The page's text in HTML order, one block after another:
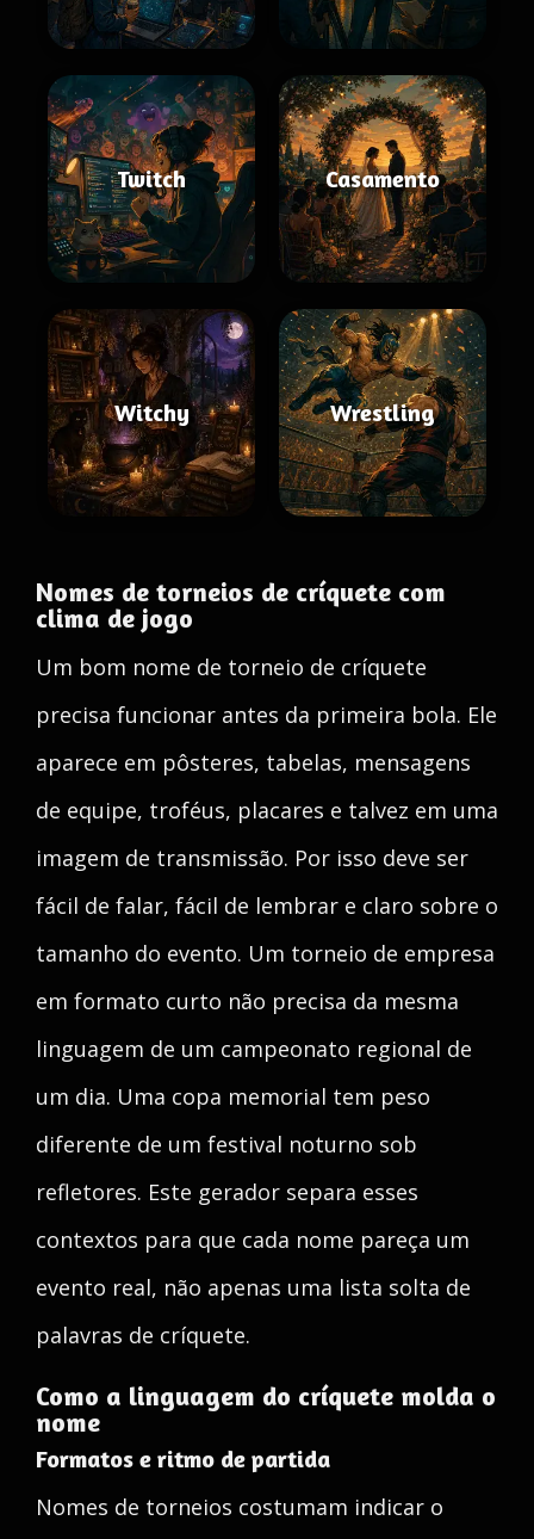
Twitch Casamento
Witchy Wrestling
Nomes de torneios de críquete com
clima de jogo
Um bom nome de torneio de críquete
precisa funcionar antes da primeira bola. Ele
aparece em pôsteres, tabelas, mensagens
de equipe, troféus, placares e talvez em uma
imagem de transmissão. Por isso deve ser
fácil de falar, fácil de lembrar e claro sobre o
tamanho do evento. Um torneio de empresa
em formato curto não precisa da mesma
linguagem de um campeonato regional de
um dia. Uma copa memorial tem peso
diferente de um festival noturno sob
refletores. Este gerador separa esses
contextos para que cada nome pareça um
evento real, não apenas uma lista solta de
palavras de críquete.
Como a linguagem do críquete molda o
nome
Formatos e ritmo de partida
Nomes de torneios costumam indicar o